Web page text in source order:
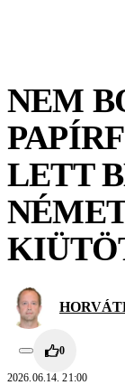
NEM
LETT
0
2026.06.14. 21:00